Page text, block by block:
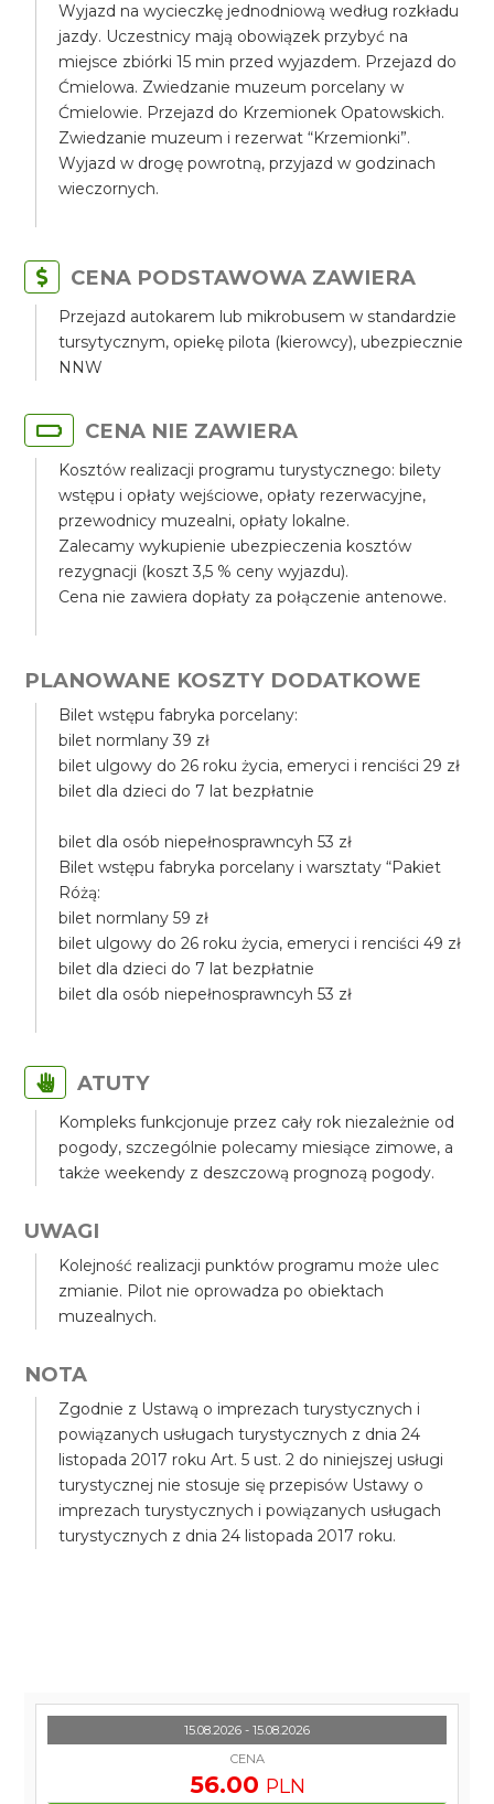
Wyjazd na wycieczkę jednodniową według rozkładu
jazdy. Uczestnicy mają obowiązek przybyć na
miejsce zbiórki 15 min przed wyjazdem. Przejazd do
Ćmielowa. Zwiedzanie muzeum porcelany w
Ćmielowie. Przejazd do Krzemionek Opatowskich.
Zwiedzanie muzeum i rezerwat “Krzemionki”.
Wyjazd w drogę powrotną, przyjazd w godzinach
wieczornych.
CENA PODSTAWOWA ZAWIERA
Przejazd autokarem lub mikrobusem w standardzie
tursytycznym, opiekę pilota (kierowcy), ubezpiecznie
NNW
CENA NIE ZAWIERA
Kosztów realizacji programu turystycznego: bilety
wstępu i opłaty wejściowe, opłaty rezerwacyjne,
przewodnicy muzealni, opłaty lokalne.
Zalecamy wykupienie ubezpieczenia kosztów
rezygnacji (koszt 3,5 % ceny wyjazdu).
Cena nie zawiera dopłaty za połączenie antenowe.
PLANOWANE KOSZTY DODATKOWE
Bilet wstępu fabryka porcelany:
bilet normlany 39 zł
bilet ulgowy do 26 roku życia, emeryci i renciści 29 zł
bilet dla dzieci do 7 lat bezpłatnie
bilet dla osób niepełnosprawncyh 53 zł
Bilet wstępu fabryka porcelany i warsztaty “Pakiet
Różą:
bilet normlany 59 zł
bilet ulgowy do 26 roku życia, emeryci i renciści 49 zł
bilet dla dzieci do 7 lat bezpłatnie
bilet dla osób niepełnosprawncyh 53 zł
ATUTY
Kompleks funkcjonuje przez cały rok niezależnie od
pogody, szczególnie polecamy miesiące zimowe, a
także weekendy z deszczową prognozą pogody.
UWAGI
Kolejność realizacji punktów programu może ulec
zmianie. Pilot nie oprowadza po obiektach
muzealnych.
NOTA
Zgodnie z Ustawą o imprezach turystycznych i
powiązanych usługach turystycznych z dnia 24
listopada 2017 roku Art. 5 ust. 2 do niniejszej usługi
turystycznej nie stosuje się przepisów Ustawy o
imprezach turystycznych i powiązanych usługach
turystycznych z dnia 24 listopada 2017 roku.
15.08.2026 - 15.08.2026
CENA
56.00 PLN